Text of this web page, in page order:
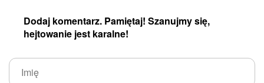
Dodaj komentarz. Pamiętaj! Szanujmy się,
hejtowanie jest karalne!